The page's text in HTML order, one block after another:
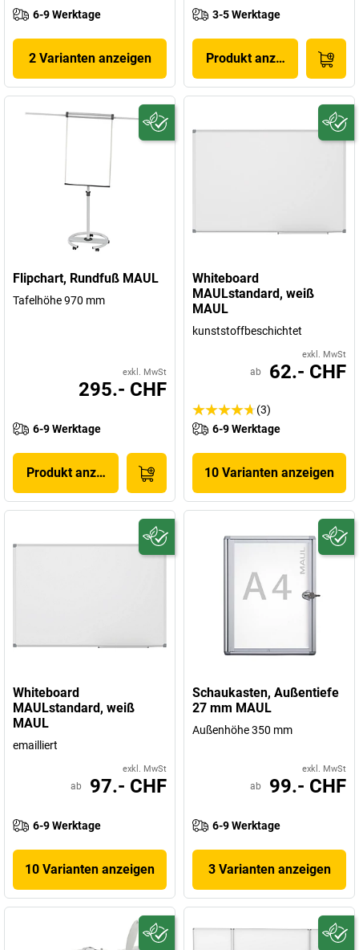
6-9 Werktage
2 Varianten anzeigen
3-5 Werktage
Produkt anzeigen
Flipchart, Rundfuß MAUL
Tafelhöhe 970 mm
exkl. MwSt
295.- CHF
6-9 Werktage
Produkt anzeigen
Whiteboard
MAULstandard, weiß
MAUL
kunststoffbeschichtet
exkl. MwSt
ab 62.- CHF
(3)
6-9 Werktage
10 Varianten anzeigen
Whiteboard
MAULstandard, weiß
MAUL
emailliert
exkl. MwSt
ab 97.- CHF
6-9 Werktage
10 Varianten anzeigen
Schaukasten, Außentiefe
27 mm MAUL
Außenhöhe 350 mm
exkl. MwSt
ab 99.- CHF
6-9 Werktage
3 Varianten anzeigen